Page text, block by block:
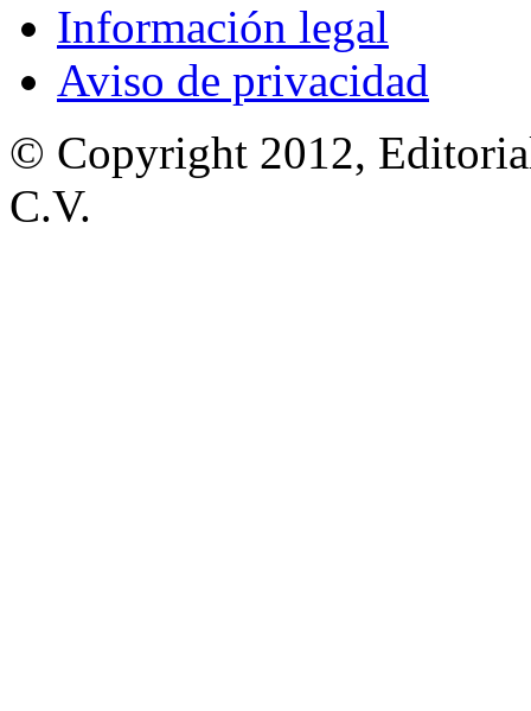
Información legal
Aviso de privacidad
© Copyright 2012,
C.V.